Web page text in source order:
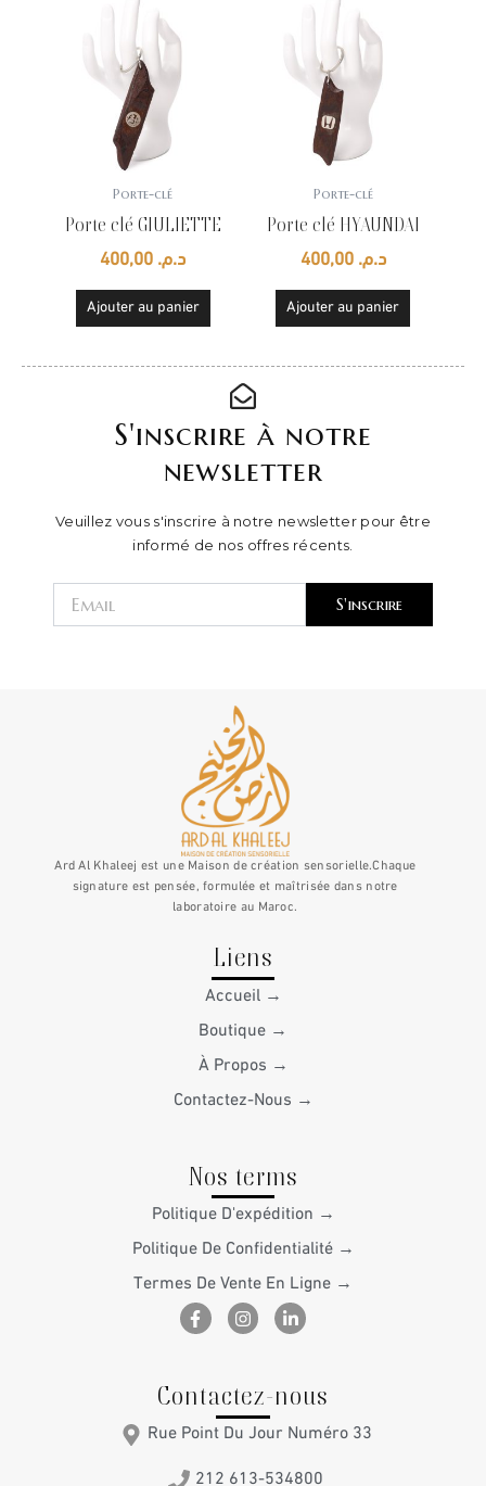
Porte-clé
Porte clé GIULIETTE
د.م.
Ajouter au panier
Porte-clé
Porte clé HYAUNDAI
د.م. 400,00
Ajouter au panier
S'inscrire à notre
newsletter
Veuillez vous s'inscrire à notre newsletter pour être
informé de nos offres récents.
S'inscrire
Ard Al Khaleej est une Maison de création sensorielle.Chaque
signature est pensée, formulée et maîtrisée dans notre
laboratoire au Maroc.
Liens
Accueil →
Boutique →
À Propos →
Contactez-Nous →
Nos terms
Politique D'expédition →
Politique De Confidentialité →
Termes De Vente En Ligne →
F
a
c
o
o
k
-
I
n
s
g
r
a
m
L
i
n
d
i
n
-
n
Contactez-nous
Rue Point Du Jour Numéro 33
212 613-534800